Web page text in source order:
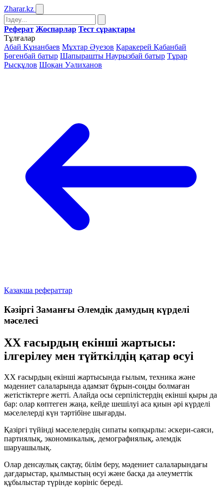
Zharar.kz
Реферат Жоспарлар Тест сұрақтары
Тұлғалар
Абай Құнанбаев Мұхтар Әуезов Қаракерей Қабанбай
Бөгенбай батыр Шапырашты Наурызбай батыр Тұрар
Рысқұлов Шоқан Уәлиханов
Қазақша рефераттар
Кәзіргі Заманғы Әлемдік дамудың күрделі
мәселесі
ХХ ғасырдың екінші жартысы:
ілгерілеу мен түйткілдің қатар өсуі
ХХ ғасырдың екінші жартысында ғылым, техника және
мәдениет салаларында адамзат бұрын-соңды болмаған
жетістіктерге жетті. Алайда осы серпілістердің екінші қыры да
бар: олар көптеген жаңа, кейде шешілуі аса қиын әрі күрделі
мәселелерді күн тәртібіне шығарды.
Қазіргі түйінді мәселелердің сипаты көпқырлы: әскери-саяси,
партиялық, экономикалық, демографиялық, әлемдік
шаруашылық.
Олар денсаулық сақтау, білім беру, мәдениет салаларындағы
дағдарыстар, қылмыстың өсуі және басқа да әлеуметтік
құбылыстар түрінде көрініс береді.